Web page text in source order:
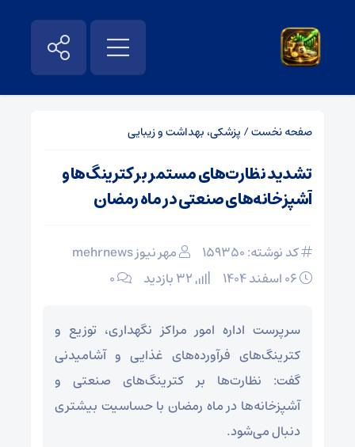
صفحه نخست/ پزشکی، بهداشت و زیبایی
تشدید نظارت‌های مستمر بر کترینگ‌ها و
آشپزخانه‌های صنعتی در ماه رمضان
کد نوشته: 159350
مهر نیوز mehrnews
۰
سرپرست اداره امور مراکز نگهداری، توزیع و
کترینگ‌های فرآورده‌های غذایی و آشامیدنی
گفت: نظارت‌ها بر کترینگ‌های صنعتی و
آشپزخانه‌ها در ماه رمضان با حساسیت بیشتری
دنبال می‌شود.